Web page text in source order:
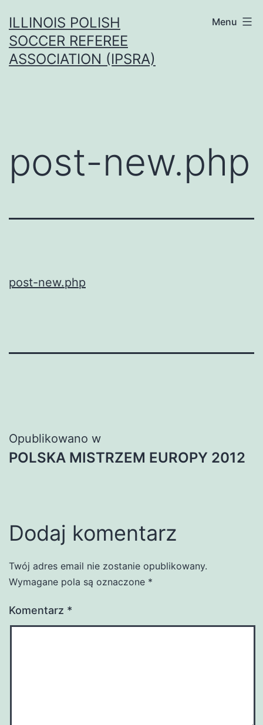
do
treści
ILLINOIS POLISH
SOCCER REFEREE
ASSOCIATION (IPSRA)
Menu
post-new.php
post-new.php
Nawigacja
wpisu
Opublikowano w
POLSKA MISTRZEM EUROPY 2012
Dodaj komentarz
Twój adres email nie zostanie opublikowany.
Wymagane pola są oznaczone *
Komentarz *